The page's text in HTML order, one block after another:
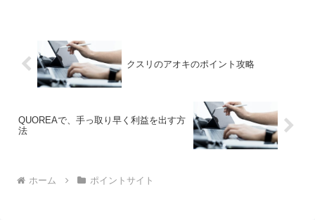
クスリのアオキのポイント攻略
QUOREAで、手っ取り早く利益を出す方
法
ホーム ポイントサイト